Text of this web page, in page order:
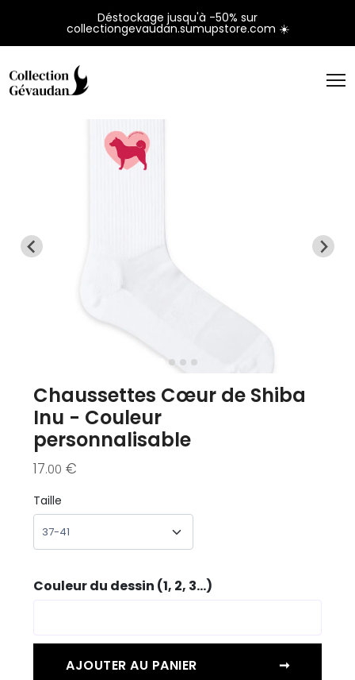
Déstockage jusqu'à -50% sur
collectiongevaudan.sumupstore.com ☀️
Chaussettes Cœur de Shiba
Inu - Couleur
personnalisable
17.00 €
Taille
Couleur du dessin (1, 2, 3...)
AJOUTER AU PANIER ➞
Panneau de gestion des cookies